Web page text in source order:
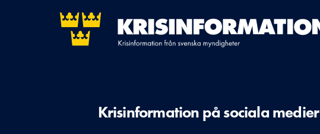
Krisinformation på sociala medier